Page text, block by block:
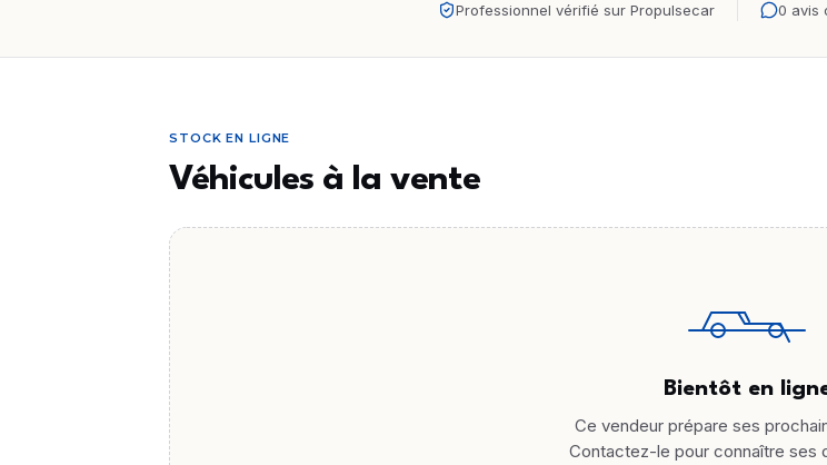
Professionnel vérifié sur Propulsecar 0 avis
STOCK EN LIGNE
Véhicules à la vente
Bientôt en
Ce vendeur prépare ses
Contactez-le pour connaître ses